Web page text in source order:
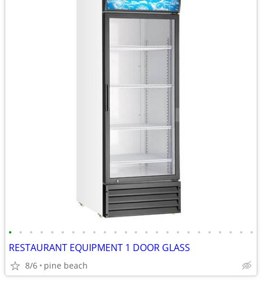
• • • • • • • • • • • • • • • • • • • • • • • •
RESTAURANT EQUIPMENT 1 DOOR GLASS
8/6 pine beach